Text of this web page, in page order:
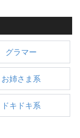
グラマー
お姉さま系
ドキドキ系